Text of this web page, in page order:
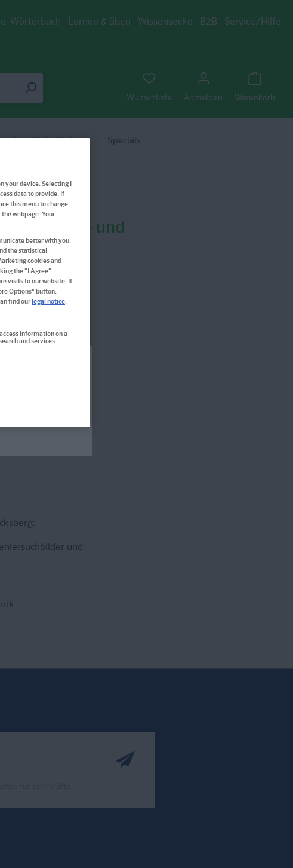
Wörterbuch Lernen & üben Wissensecke B2B Service/Hilfe
Wunschliste Anmelden Warenkorb
Schulfächer Specials
Bastel- und
Ab 5 Jahren
und
Instagram
bei LinkedIn
your device. Selecting I
data to provide. If
this menu to change
webpage. Your
better with you.
the statistical
cookies and
the "I Agree"
visits to our website. If
Options" button.
find our legal notice.
information on a
and services